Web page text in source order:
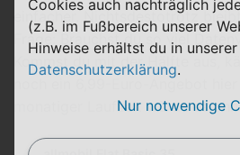
einfacher. Nichtsdestotrotz
Frage: Brauchst du so viel
Kommst du mit der Hälfte aus,
noch ein 6,99-Euro-Angebot
monatiger Laufzeit würde es
Cookies auch nachträglich
(z.B. im Fußbereich unserer
Hinweise erhältst du in unserer
Datenschutzerklärung.
Nur notwendige